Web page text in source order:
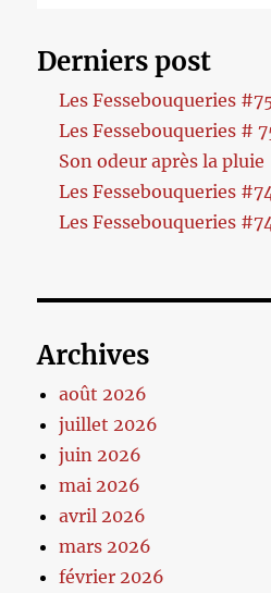
Derniers post
Les Fessebouqueries
Les Fessebouqueries #
Son odeur après la pluie
Les Fessebouqueries
Les Fessebouqueries
Archives
août 2026
juillet 2026
juin 2026
mai 2026
avril 2026
mars 2026
février 2026